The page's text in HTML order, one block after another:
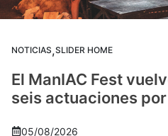
NOTICIAS,SLIDER HOME
El ManIAC Fest
seis actuaciones
05/08/2026